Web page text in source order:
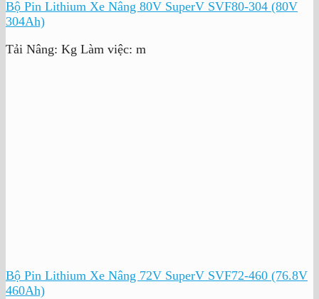
Bộ Pin Lithium Xe Nâng 80V SuperV SVF80-304 (80V
304Ah)
Tải Nâng: Kg Làm việc: m
Bộ Pin Lithium Xe Nâng 72V SuperV SVF72-460 (76.8V
460Ah)